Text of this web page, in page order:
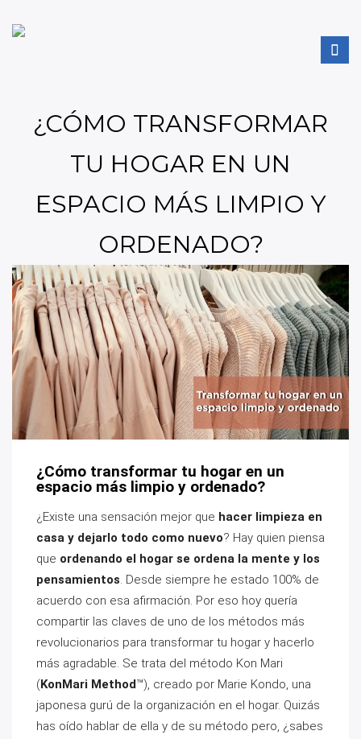
¿CÓMO TRANSFORMAR
TU HOGAR EN UN
ESPACIO MÁS LIMPIO Y
ORDENADO?
¿Cómo transformar tu hogar en un
espacio más limpio y ordenado?
¿Existe una sensación mejor que hacer limpieza en
casa y dejarlo todo como nuevo? Hay quien piensa
que ordenando el hogar se ordena la mente y los
pensamientos. Desde siempre he estado 100% de
acuerdo con esa afirmación. Por eso hoy quería
compartir las claves de uno de los métodos más
revolucionarios para transformar tu hogar y hacerlo
más agradable. Se trata del método Kon Mari
(KonMari Method™), creado por Marie Kondo, una
japonesa gurú de la organización en el hogar. Quizás
has oído hablar de ella y de su método pero, ¿sabes